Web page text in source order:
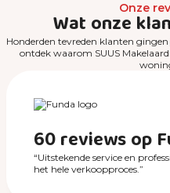
Onze
Wat onze
Honderden tevreden klanten
ontdek waarom SUUS
60 reviews op
“Uitstekende service en
het hele verkoopproces.”